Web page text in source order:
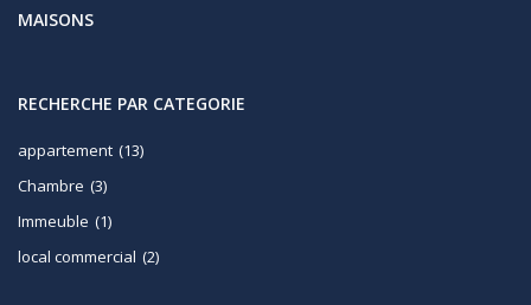
MAISONS
RECHERCHE PAR CATEGORIE
appartement (13)
Chambre (3)
Immeuble (1)
local commercial (2)